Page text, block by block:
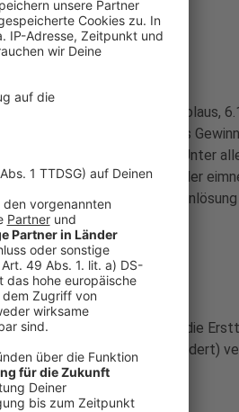
haben die Hörer:inen an Nikolaus,
100,- Euro im Rahmen eines
erstattet zu bekommen. Unter
einen Gewinner oder
Information zur
von Radio Leverkusen die
in Höhe von 100 Euro (einhundert)